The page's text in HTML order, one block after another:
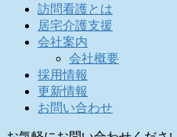
訪問看護とは
居宅介護支援
会社案内
会社概要
採用情報
更新情報
お問い合わせ